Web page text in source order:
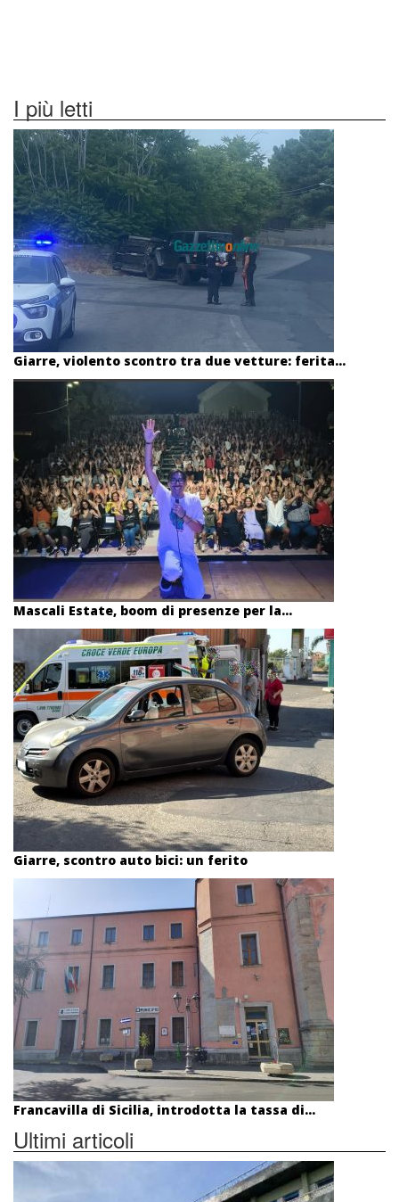
I più letti
Giarre, violento scontro tra due vetture: ferita...
Mascali Estate, boom di presenze per la...
Giarre, scontro auto bici: un ferito
Francavilla di Sicilia, introdotta la tassa di...
Ultimi articoli